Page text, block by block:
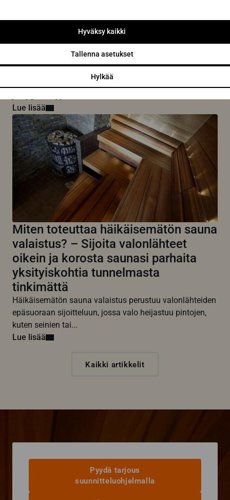
Hylkää
Tallenna asetukset
Hyväksy kaikki
virheet – Suojaa puupinnat liialliselta
kosteudelta ja vääriltä kemikaaleilta
oikeilla tekniikoilla
joilla varmistat kotisi rentoutumispaikan pitkäikäisyyden
Lue lisää
Miten toteuttaa häikäisemätön sauna
valaistus? – Sijoita valonlähteet
oikein ja korosta saunasi parhaita
yksityiskohtia tunnelmasta
tinkimättä
Häikäisemätön sauna valaistus perustuu valonlähteiden
epäsuoraan sijoitteluun, jossa valo heijastuu pintojen,
kuten seinien tai...
Lue lisää
Kaikki artikkelit
Pyydä tarjous
suunnitteluohjelmalla